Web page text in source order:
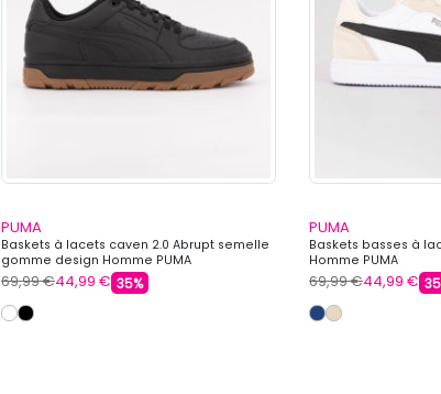
PUMA
Baskets à lacets caven 2.0 Abrupt semelle
gomme design Homme PUMA
69,99 €44,99 € 35%
PUMA
Baskets basses à
Homme PUMA
69,99 €44,99 €